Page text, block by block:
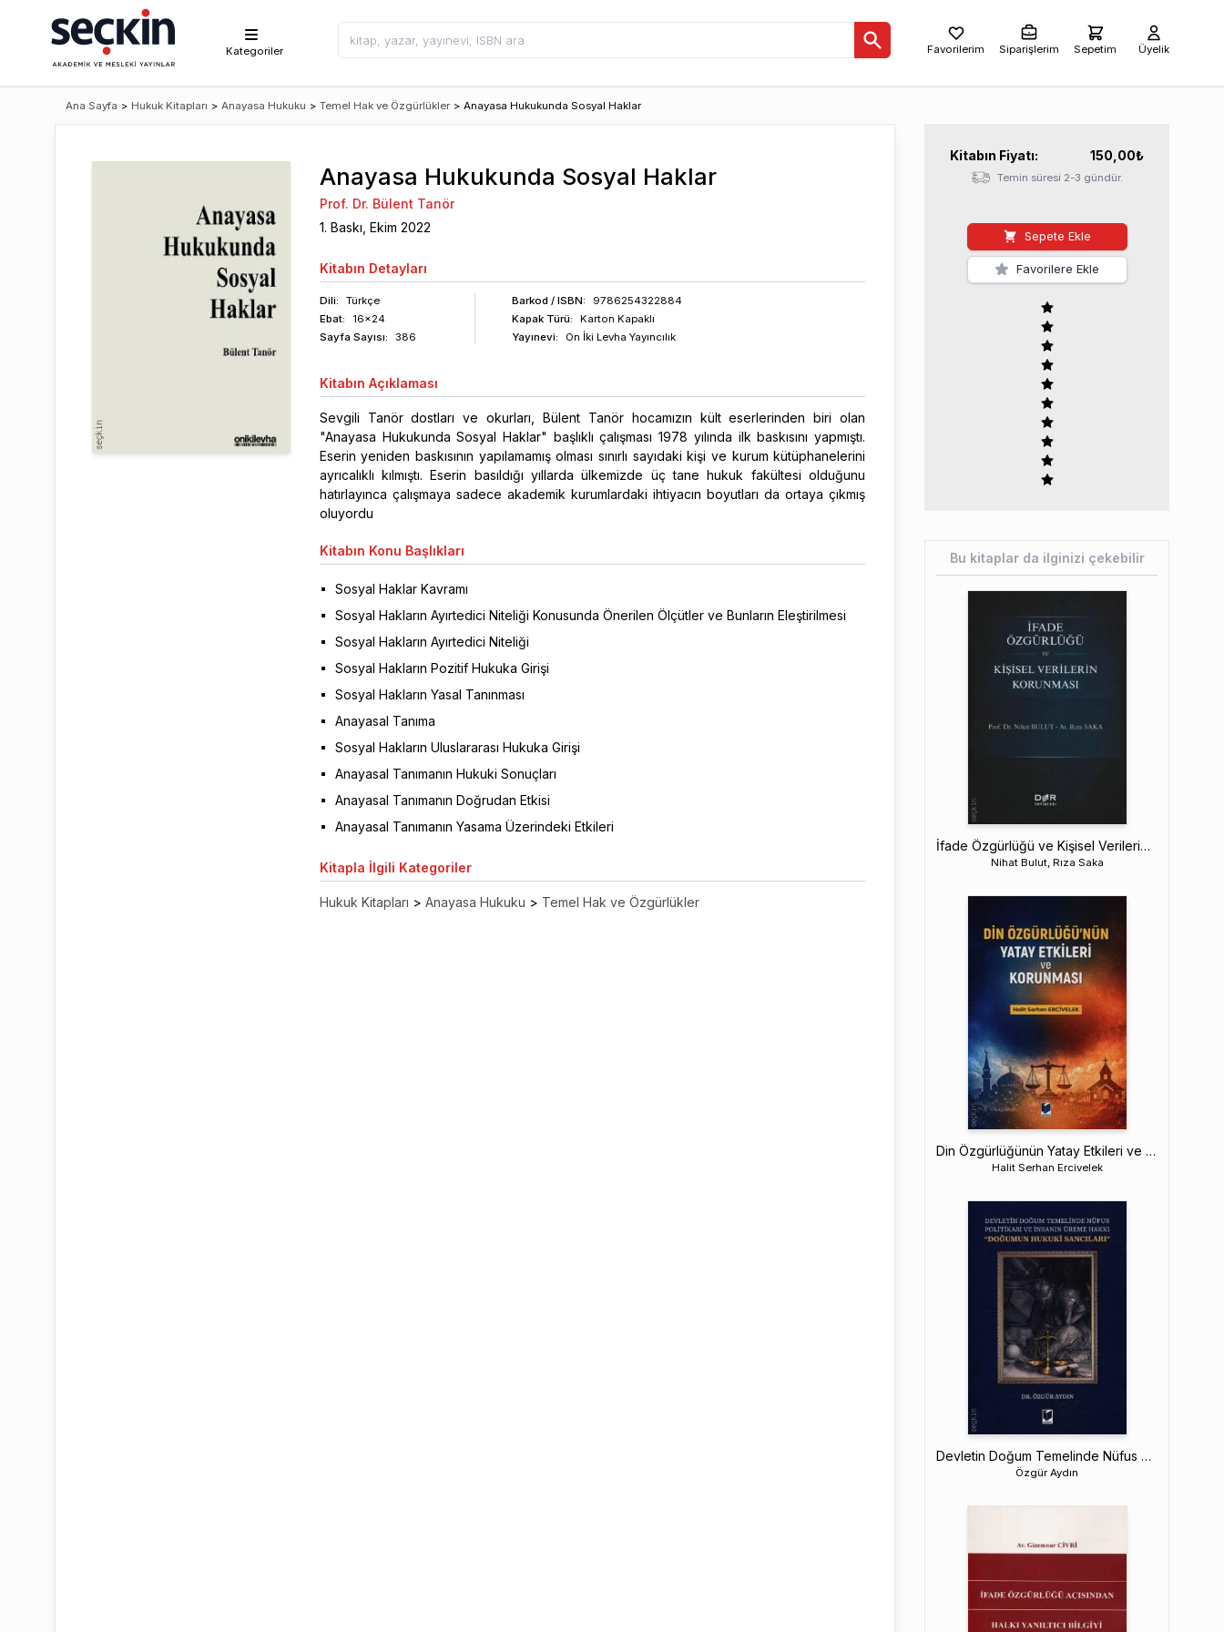
Kategoriler Favorilerim Siparişlerim Sepetim Üyelik
Ana Sayfa > Hukuk Kitapları > Anayasa Hukuku > Temel Hak ve Özgürlükler > Anayasa Hukukunda Sosyal Haklar
Anayasa Hukukunda Sosyal Haklar
Prof. Dr. Bülent Tanör
1. Baskı, Ekim 2022
Kitabın Detayları
Dili:
Türkçe
Ebat:
16x24
Sayfa Sayısı: 386
Barkod / ISBN:
9786254322884
Kapak Türü:
Karton Kapaklı
Yayınevi:
On İki Levha Yayıncılık
Kitabın Açıklaması
Sevgili Tanör dostları ve okurları, Bülent Tanör hocamızın kült eserlerinden biri olan
"Anayasa Hukukunda Sosyal Haklar" başlıklı çalışması 1978 yılında ilk baskısını yapmıştı.
Eserin yeniden baskısının yapılamamış olması sınırlı sayıdaki kişi ve kurum kütüphanelerini
ayrıcalıklı kılmıştı. Eserin basıldığı yıllarda ülkemizde üç tane hukuk fakültesi olduğunu
hatırlayınca çalışmaya sadece akademik kurumlardaki ihtiyacın boyutları da ortaya çıkmış
oluyordu
Kitabın Konu Başlıkları
Sosyal Haklar Kavramı
Sosyal Hakların Ayırtedici Niteliği Konusunda Önerilen Ölçütler ve Bunların Eleştirilmesi
Sosyal Hakların Ayırtedici Niteliği
Sosyal Hakların Pozitif Hukuka Girişi
Sosyal Hakların Yasal Tanınması
Anayasal Tanıma
Sosyal Hakların Uluslararası Hukuka Girişi
Anayasal Tanımanın Hukuki Sonuçları
Anayasal Tanımanın Doğrudan Etkisi
Anayasal Tanımanın Yasama Üzerindeki Etkileri
Kitapla İlgili Kategoriler
Hukuk Kitapları > Anayasa Hukuku > Temel Hak ve Özgürlükler
Kitabın Fiyatı: 150,00₺
Temin süresi 2-3 gündür.
Sepete Ekle
Favorilere Ekle
Bu kitaplar da ilginizi çekebilir
İfade Özgürlüğü ve Kişisel Verilerin Korunması
Nihat Bulut, Rıza Saka
Din Özgürlüğünün Yatay Etkileri ve Korunması
Halit Serhan Ercivelek
Devletin Doğum Temelinde Nüfus Politikası ve İnsanın Üreme Hakkı
Özgür Aydın